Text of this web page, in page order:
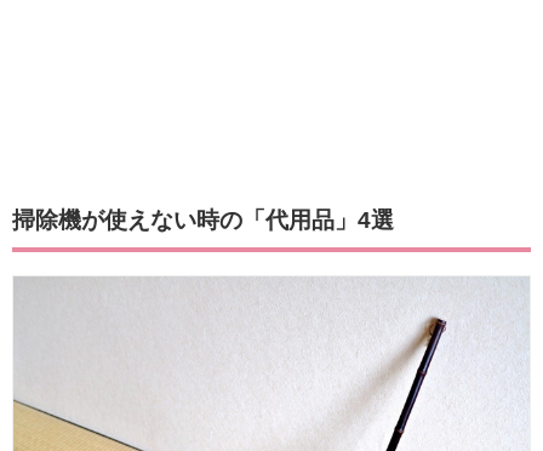
掃除機が使えない時の「代用品」4選